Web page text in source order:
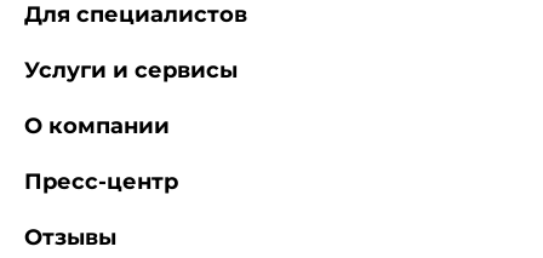
Для специалистов
Услуги и сервисы
О компании
Пресс-центр
Отзывы